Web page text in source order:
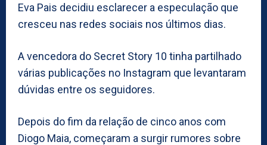
Eva Pais decidiu esclarecer a especulação que
cresceu nas redes sociais nos últimos dias.
A vencedora do Secret Story 10 tinha partilhado
várias publicações no Instagram que levantaram
dúvidas entre os seguidores.
Depois do fim da relação de cinco anos com
Diogo Maia, começaram a surgir rumores sobre